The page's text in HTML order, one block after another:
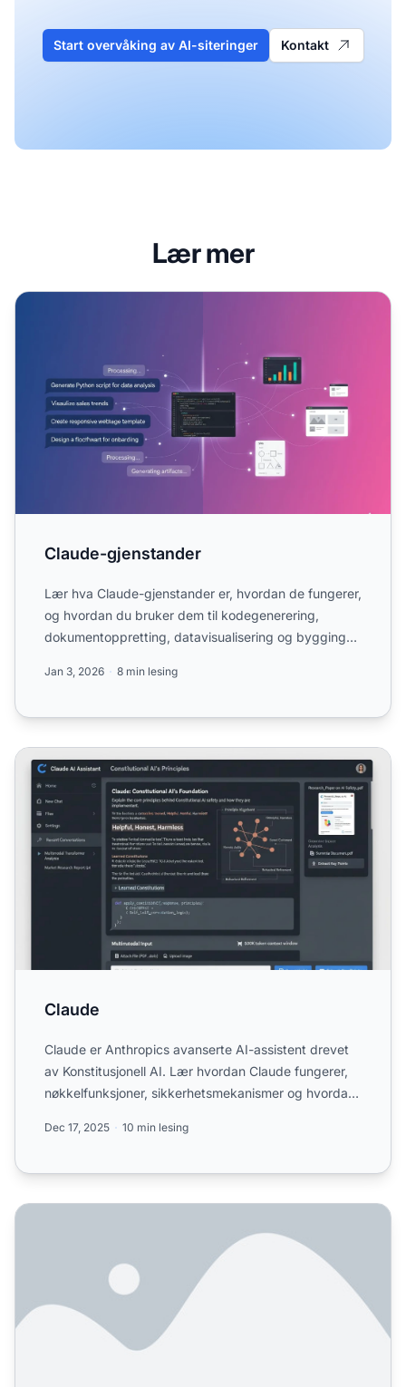
Start overvåking av AI-siteringer Kontakt
Lær mer
Claude-gjenstander
Claude-gjenstander
Lær hva Claude-gjenstander er, hvordan de fungerer,
og hvordan du bruker dem til kodegenerering,
dokumentoppretting, datavisualisering og bygging
Jan 3, 2026 8 min lesing
Claude
Claude
Claude er Anthropics avanserte AI-assistent drevet
av Konstitusjonell AI. Lær hvordan Claude fungerer,
nøkkelfunksjoner, sikkerhetsmekanismer og hvordan
Dec 17, 2025 10 min lesing
Krever optimalisering for Claude AI andre taktikker enn